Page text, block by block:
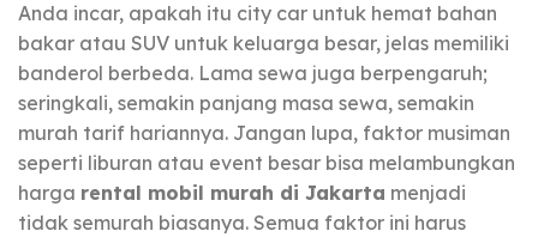
Anda incar, apakah itu city car untuk hemat bahan
bakar atau SUV untuk keluarga besar, jelas memiliki
banderol berbeda. Lama sewa juga berpengaruh;
seringkali, semakin panjang masa sewa, semakin
murah tarif hariannya. Jangan lupa, faktor musiman
seperti liburan atau event besar bisa melambungkan
harga rental mobil murah di Jakarta menjadi
tidak semurah biasanya. Semua faktor ini harus